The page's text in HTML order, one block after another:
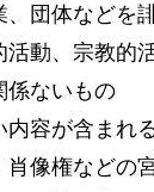
、団体などを
活動、宗教的
係ないもの
内容が含まれ
肖像権などの